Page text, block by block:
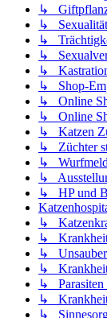
↳
↳
↳
↳
↳
↳ Shop-
↳ Online
↳ Online
↳ Katzen
↳ Züchter
↳
↳
↳ HP und
↳
↳
↳
↳
↳ Parasiten
↳
↳